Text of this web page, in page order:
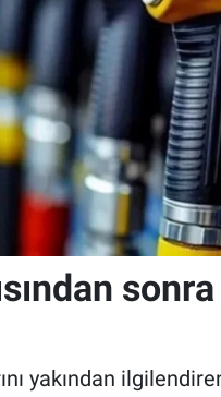
yakından